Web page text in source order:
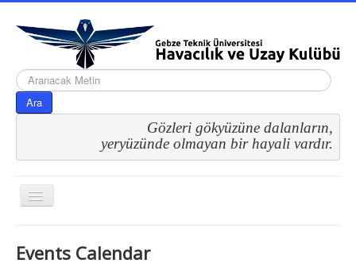
arama...
Ara
Gözleri gökyüzüne dalanların,
yeryüzünde olmayan bir hayali vardır.
Gezinme
geçişini
Events Calendar